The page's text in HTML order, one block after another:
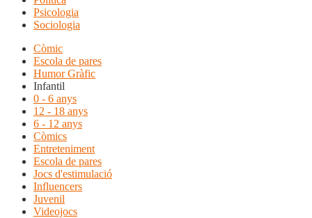
Psicologia
Sociologia
Còmic
Escola de pares
Humor Gràfic
Infantil
0 - 6 anys
12 - 18 anys
6 - 12 anys
Còmics
Entreteniment
Escola de pares
Jocs d'estimulació
Influencers
Juvenil
Videojocs